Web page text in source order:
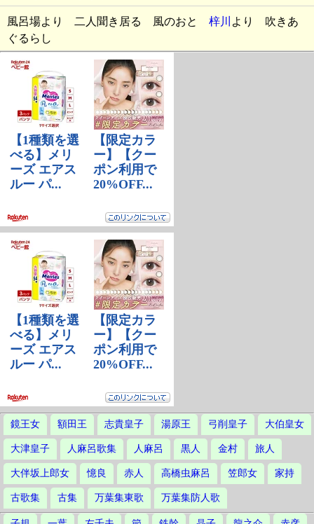
風呂場より 二人聞き居る 風のおと 梓川
より 吹きあ
ぐるらし
鏡王女 額田王 志貴皇子 湯原王 弓削皇子 大伯皇女
大津皇子 人麻呂歌集 人麻呂 黒人 金村 旅人
大伴坂上郎女 憶良 赤人 高橋虫麻呂 笠郎女 家持
古歌集 古集 万葉集東歌 万葉集防人歌